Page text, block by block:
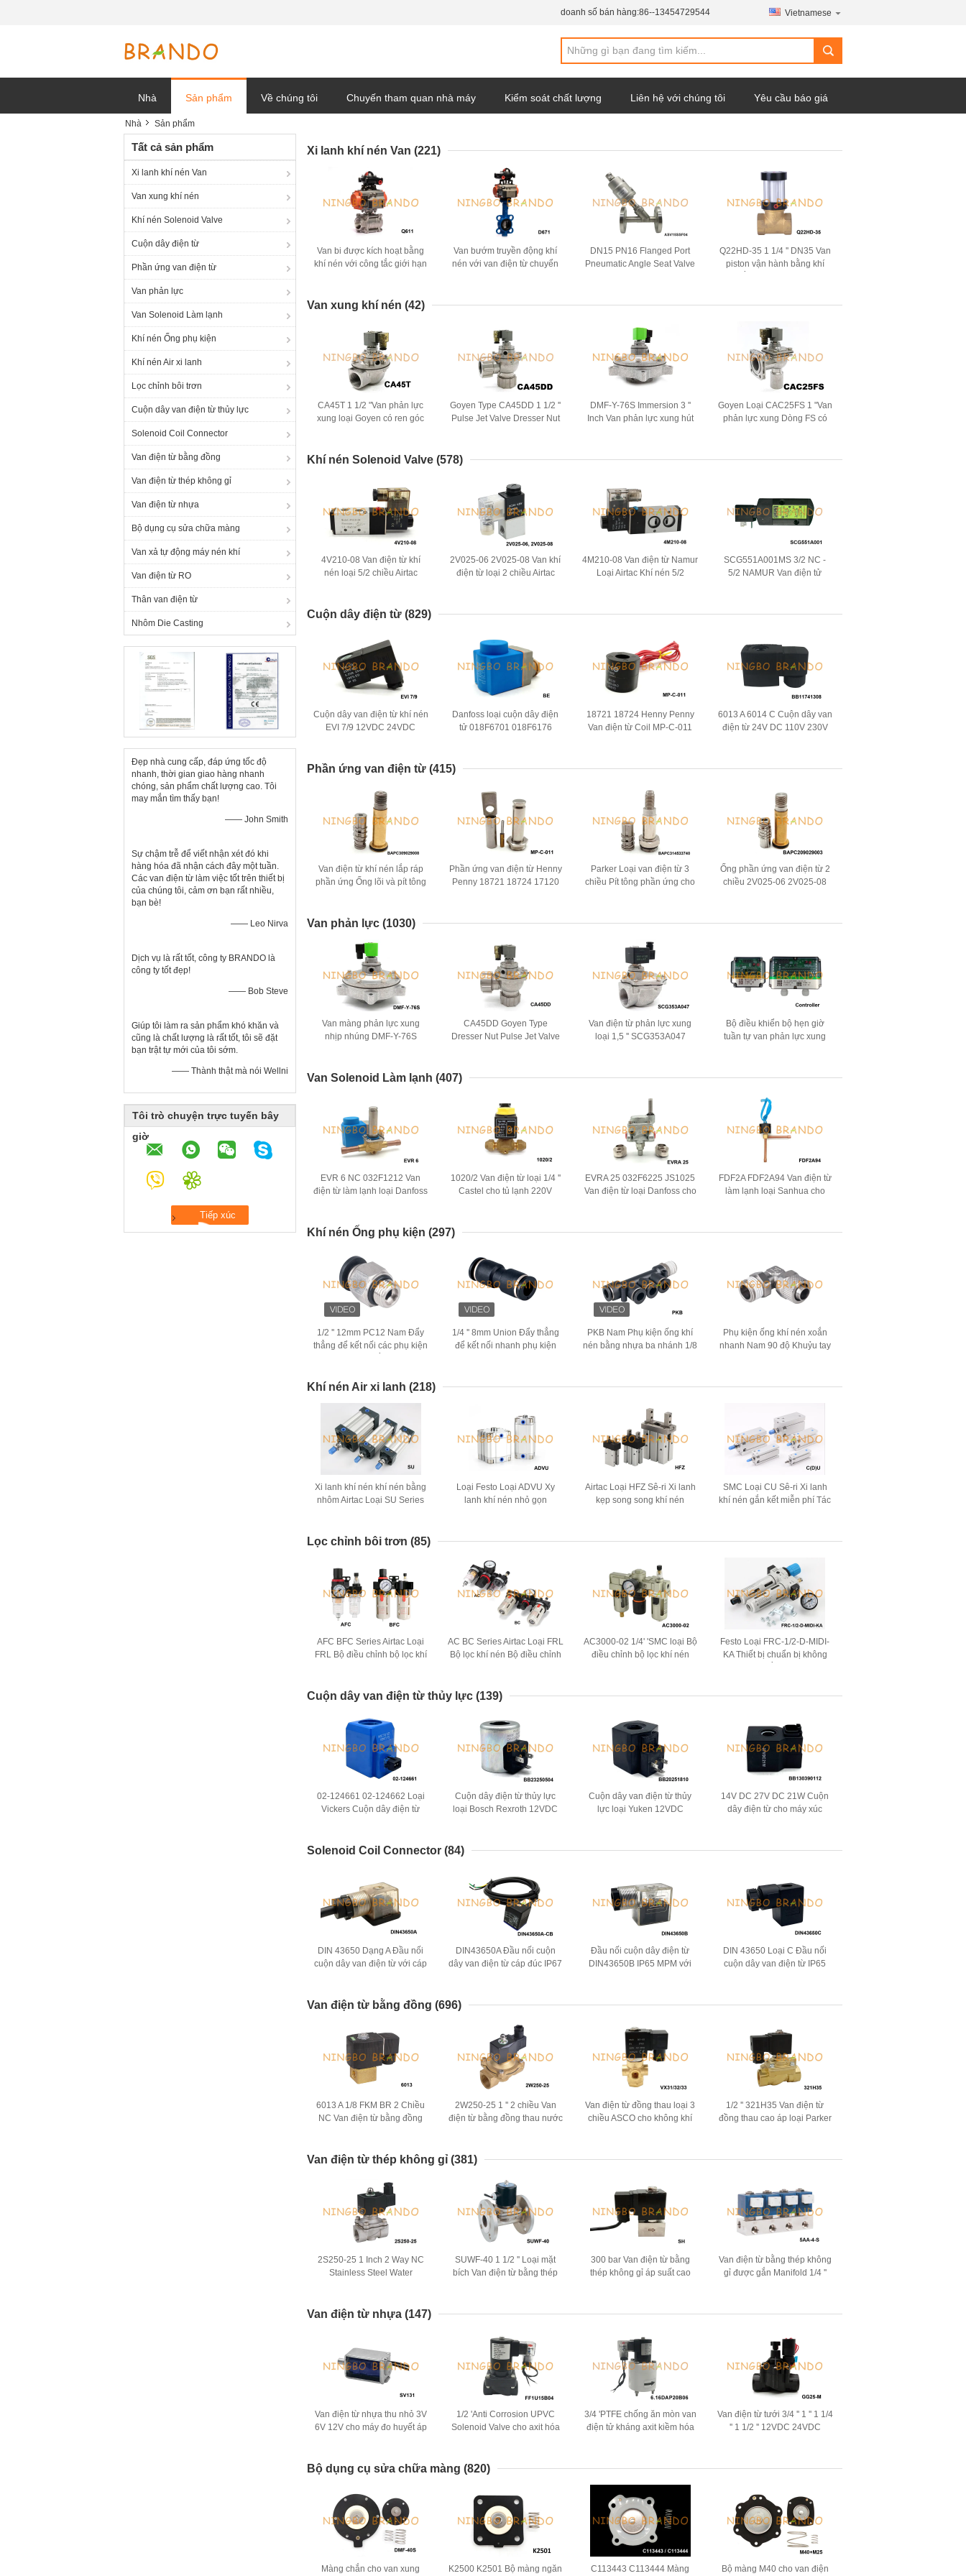
doanh số bán hàng:86--13454729544 Vietnamese
Nhà Sản phẩm Về chúng tôi Chuyến tham quan nhà máy Kiểm soát chất lượng Liên hệ với chúng tôi Yêu cầu báo giá
Nhà Sản phẩm
Tất cả sản phẩm
Xi lanh khí nén Van
Van xung khí nén
Khí nén Solenoid Valve
Cuộn dây điện từ
Phần ứng van điện từ
Van phản lực
Van Solenoid Làm lạnh
Khí nén Ống phụ kiện
Khí nén Air xi lanh
Lọc chỉnh bôi trơn
Cuộn dây van điện từ thủy lực
Solenoid Coil Connector
Van điện từ bằng đồng
Van điện từ thép không gỉ
Van điện từ nhựa
Bộ dụng cụ sửa chữa màng
Van xả tự động máy nén khí
Van điện từ RO
Thân van điện từ
Nhôm Die Casting
Đẹp nhà cung cấp, đáp ứng tốc độ
nhanh, thời gian giao hàng nhanh
chóng, sản phẩm chất lượng cao. Tôi
may mắn tìm thấy bạn!
—— John Smith
Sự chậm trễ để viết nhận xét đó khi
hàng hóa đã nhận cách đây một tuần.
Các van điện từ làm việc tốt trên thiết bị
của chúng tôi, cảm ơn bạn rất nhiều,
bạn bè!
—— Leo Nirva
Dịch vụ là rất tốt, công ty BRANDO là
công ty tốt đẹp!
—— Bob Steve
Giúp tôi làm ra sản phẩm khó khăn và
cũng là chất lượng là rất tốt, tôi sẽ đặt
bạn trật tự mới của tôi sớm.
—— Thành thật mà nói Wellni
Tôi trò chuyện trực tuyến bây
giờ
Xi lanh khí nén Van (221)
Van bi được kích hoạt bằng
khí nén với công tắc giới hạn
Van bướm truyền động khí
nén với van điện từ chuyển
DN15 PN16 Flanged Port
Pneumatic Angle Seat Valve
Q22HD-35 1 1/4 '' DN35 Van
piston vận hành bằng khí
Van xung khí nén (42)
CA45T 1 1/2 "Van phản lực
xung loại Goyen có ren góc
Goyen Type CA45DD 1 1/2 ''
Pulse Jet Valve Dresser Nut
DMF-Y-76S Immersion 3 ''
Inch Van phản lực xung hút
Goyen Loại CAC25FS 1 "Van
phản lực xung Dòng FS có
Khí nén Solenoid Valve (578)
4V210-08 Van điện từ khí
nén loại 5/2 chiều Airtac
2V025-06 2V025-08 Van khí
điện từ loại 2 chiều Airtac
4M210-08 Van điện từ Namur
Loại Airtac Khí nén 5/2
SCG551A001MS 3/2 NC -
5/2 NAMUR Van điện tử
Cuộn dây điện từ (829)
Cuộn dây van điện từ khí nén
EVI 7/9 12VDC 24VDC
Danfoss loại cuộn dây điện
tử 018F6701 018F6176
18721 18724 Henny Penny
Van điện từ Coil MP-C-011
6013 A 6014 C Cuộn dây van
điện từ 24V DC 110V 230V
Phần ứng van điện từ (415)
Van điện từ khí nén lắp ráp
phần ứng Ống lõi và pít tông
Phần ứng van điện từ Henny
Penny 18721 18724 17120
Parker Loại van điện từ 3
chiều Pít tông phần ứng cho
Ống phần ứng van điện từ 2
chiều 2V025-06 2V025-08
Van phản lực (1030)
Van màng phản lực xung
nhịp nhúng DMF-Y-76S
CA45DD Goyen Type
Dresser Nut Pulse Jet Valve
Van điện từ phản lực xung
loại 1,5 '' SCG353A047
Bộ điều khiển bộ hẹn giờ
tuần tự van phản lực xung
Van Solenoid Làm lạnh (407)
EVR 6 NC 032F1212 Van
điện từ làm lạnh loại Danfoss
1020/2 Van điện từ loại 1/4 ''
Castel cho tủ lạnh 220V
EVRA 25 032F6225 JS1025
Van điện từ loại Danfoss cho
FDF2A FDF2A94 Van điện từ
làm lạnh loại Sanhua cho
Khí nén Ống phụ kiện (297)
1/2 '' 12mm PC12 Nam Đẩy
thẳng để kết nối các phụ kiện
1/4 '' 8mm Union Đẩy thẳng
để kết nối nhanh phụ kiện
PKB Nam Phụ kiện ống khí
nén bằng nhựa ba nhánh 1/8
Phụ kiện ống khí nén xoắn
nhanh Nam 90 độ Khuỷu tay
Khí nén Air xi lanh (218)
Xi lanh khí nén khí nén bằng
nhôm Airtac Loại SU Series
Loại Festo Loại ADVU Xy
lanh khí nén nhỏ gọn
Airtac Loại HFZ Sê-ri Xi lanh
kẹp song song khí nén
SMC Loại CU Sê-ri Xi lanh
khí nén gắn kết miễn phí Tác
Lọc chỉnh bôi trơn (85)
AFC BFC Series Airtac Loại
FRL Bộ điều chỉnh bộ lọc khí
AC BC Series Airtac Loại FRL
Bộ lọc khí nén Bộ điều chỉnh
AC3000-02 1/4' 'SMC loại Bộ
điều chỉnh bộ lọc khí nén
Festo Loại FRC-1/2-D-MIDI-
KA Thiết bị chuẩn bị không
Cuộn dây van điện từ thủy lực (139)
02-124661 02-124662 Loại
Vickers Cuộn dây điện từ
Cuộn dây điện từ thủy lực
loại Bosch Rexroth 12VDC
Cuộn dây van điện từ thủy
lực loại Yuken 12VDC
14V DC 27V DC 21W Cuộn
dây điện từ cho máy xúc
Solenoid Coil Connector (84)
DIN 43650 Dạng A Đầu nối
cuộn dây van điện từ với cáp
DIN43650A Đầu nối cuộn
dây van điện từ cáp đúc IP67
Đầu nối cuộn dây điện từ
DIN43650B IP65 MPM với
DIN 43650 Loại C Đầu nối
cuộn dây van điện từ IP65
Van điện từ bằng đồng (696)
6013 A 1/8 FKM BR 2 Chiều
NC Van điện từ bằng đồng
2W250-25 1 '' 2 chiều Van
điện từ bằng đồng thau nước
Van điện từ đồng thau loại 3
chiều ASCO cho không khí
1/2 '' 321H35 Van điện từ
đồng thau cao áp loại Parker
Van điện từ thép không gỉ (381)
2S250-25 1 Inch 2 Way NC
Stainless Steel Water
SUWF-40 1 1/2 '' Loại mặt
bích Van điện từ bằng thép
300 bar Van điện từ bằng
thép không gỉ áp suất cao
Van điện từ bằng thép không
gỉ được gắn Manifold 1/4 ''
Van điện từ nhựa (147)
Van điện từ nhựa thu nhỏ 3V
6V 12V cho máy đo huyết áp
1/2 'Anti Corrosion UPVC
Solenoid Valve cho axit hóa
3/4 'PTFE chống ăn mòn van
điện tử kháng axit kiềm hóa
Van điện từ tưới 3/4 '' 1 '' 1 1/4
'' 1 1/2 '' 12VDC 24VDC
Bộ dụng cụ sửa chữa màng (820)
Màng chắn cho van xung K2500 K2501 Bộ màng ngăn C113443 C113444 Màng Bộ màng M40 cho van điện